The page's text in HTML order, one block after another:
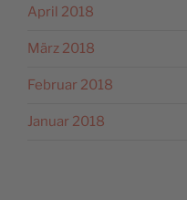
April 2018
März 2018
Februar 2018
Januar 2018